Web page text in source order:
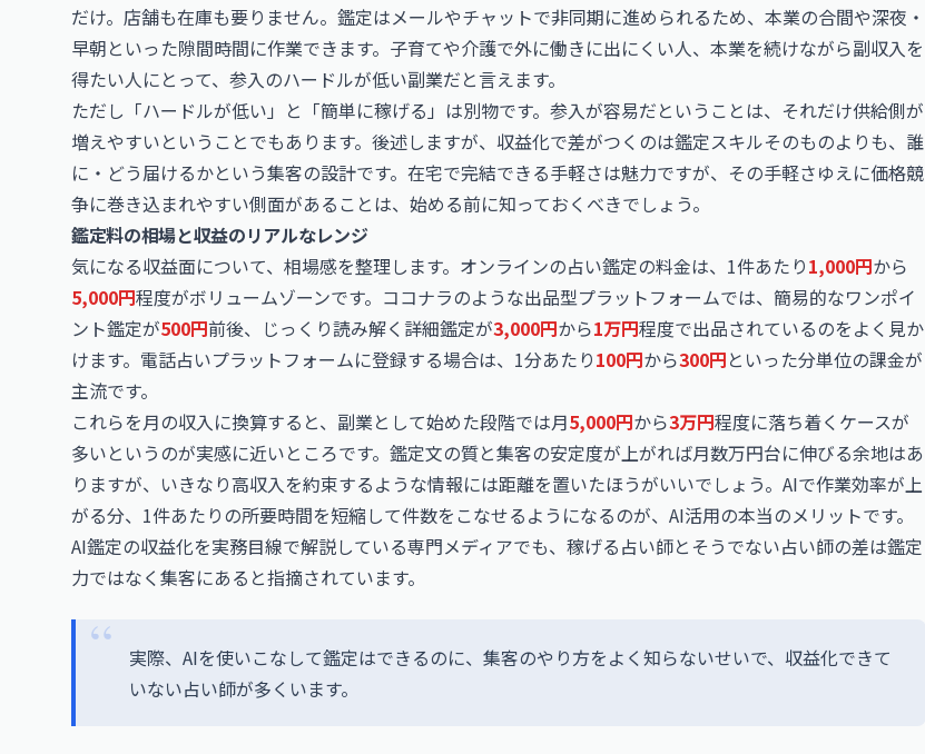
だけ。店舗も在庫も要りません。鑑定はメールやチャットで非同期に進められるため、本業の合間や深夜・
早朝といった隙間時間に作業できます。子育てや介護で外に働きに出にくい人、本業を続けながら副収入を
得たい人にとって、参入のハードルが低い副業だと言えます。
ただし「ハードルが低い」と「簡単に稼げる」は別物です。参入が容易だということは、それだけ供給側が
増えやすいということでもあります。後述しますが、収益化で差がつくのは鑑定スキルそのものよりも、誰
に・どう届けるかという集客の設計です。在宅で完結できる手軽さは魅力ですが、その手軽さゆえに価格競
争に巻き込まれやすい側面があることは、始める前に知っておくべきでしょう。
鑑定料の相場と収益のリアルなレンジ
気になる収益面について、相場感を整理します。オンラインの占い鑑定の料金は、1件あたり1,000円から
5,000円程度がボリュームゾーンです。ココナラのような出品型プラットフォームでは、簡易的なワンポイ
ント鑑定が500円前後、じっくり読み解く詳細鑑定が3,000円から1万円程度で出品されているのをよく見か
けます。電話占いプラットフォームに登録する場合は、1分あたり100円から300円といった分単位の課金が
主流です。
これらを月の収入に換算すると、副業として始めた段階では月5,000円から3万円程度に落ち着くケースが
多いというのが実感に近いところです。鑑定文の質と集客の安定度が上がれば月数万円台に伸びる余地はあ
りますが、いきなり高収入を約束するような情報には距離を置いたほうがいいでしょう。AIで作業効率が上
がる分、1件あたりの所要時間を短縮して件数をこなせるようになるのが、AI活用の本当のメリットです。
AI鑑定の収益化を実務目線で解説している専門メディアでも、稼げる占い師とそうでない占い師の差は鑑定
力ではなく集客にあると指摘されています。
実際、AIを使いこなして鑑定はできるのに、集客のやり方をよく知らないせいで、収益化できて
いない占い師が多くいます。